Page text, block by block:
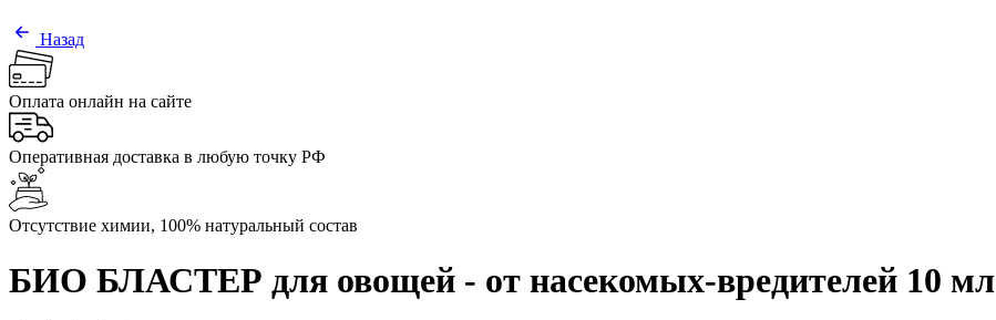
Назад
Оплата онлайн на сайте
Оперативная доставка в любую точку РФ
Отсутствие химии, 100% натуральный состав
БИО БЛАСТЕР для овощей - от насекомых-вредителей 10 мл